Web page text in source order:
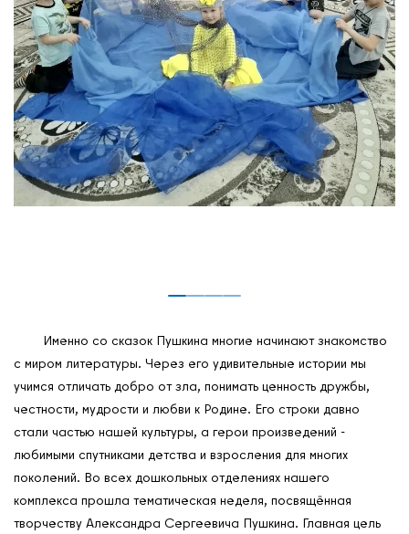
Именно со сказок Пушкина многие начинают знакомство
с миром литературы. Через его удивительные истории мы
учимся отличать добро от зла, понимать ценность дружбы,
честности, мудрости и любви к Родине. Его строки давно
стали частью нашей культуры, а герои произведений -
любимыми спутниками детства и взросления для многих
поколений. Во всех дошкольных отделениях нашего
комплекса прошла тематическая неделя, посвящённая
творчеству Александра Сергеевича Пушкина. Главная цель